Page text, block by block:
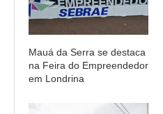
Mauá da Serra se destaca
na Feira do Empreendedor
em Londrina